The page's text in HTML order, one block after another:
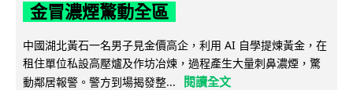
金冒濃煙驚動全區
中國湖北黃石一名男子見金價高企，利用 AI 自學提煉黃金，在
租住單位私設高壓爐及作坊冶煉，過程產生大量刺鼻濃煙，驚
動鄰居報警。警方到場揭發整...
閱讀全文